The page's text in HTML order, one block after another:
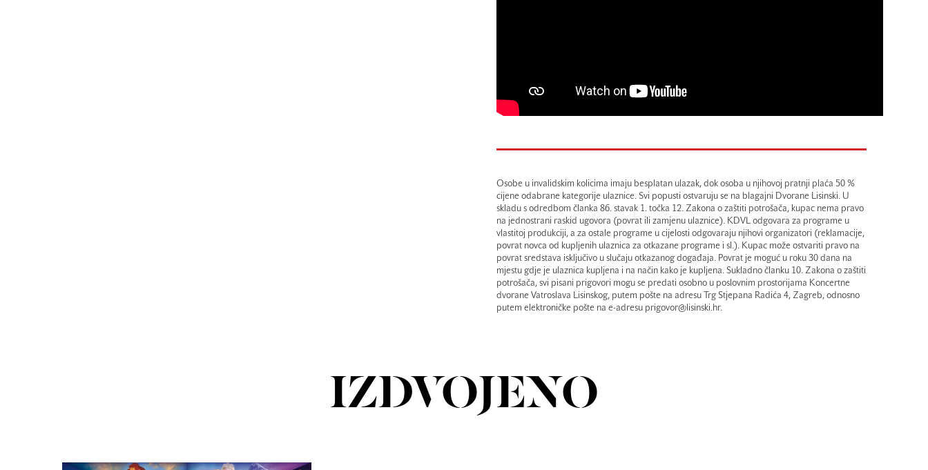
Osobe u invalidskim kolicima imaju besplatan ulazak, dok osoba u njihovoj pratnji plaća 50 %
cijene odabrane kategorije ulaznice. Svi popusti ostvaruju se na blagajni Dvorane Lisinski. U
skladu s odredbom članka 86. stavak 1. točka 12. Zakona o zaštiti potrošača, kupac nema pravo
na jednostrani raskid ugovora (povrat ili zamjenu ulaznice). KDVL odgovara za programe u
vlastitoj produkciji, a za ostale programe u cijelosti odgovaraju njihovi organizatori (reklamacije,
povrat novca od kupljenih ulaznica za otkazane programe i sl.). Kupac može ostvariti pravo na
povrat sredstava isključivo u slučaju otkazanog događaja. Povrat je moguć u roku 30 dana na
mjestu gdje je ulaznica kupljena i na način kako je kupljena. Sukladno članku 10. Zakona o zaštiti
potrošača, svi pisani prigovori mogu se predati osobno u poslovnim prostorijama Koncertne
dvorane Vatroslava Lisinskog, putem pošte na adresu Trg Stjepana Radića 4, Zagreb, odnosno
putem elektroničke pošte na e-adresu prigovor@lisinski.hr.
IZDVOJENO